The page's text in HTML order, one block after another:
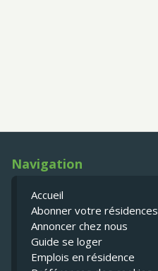
Navigation
Accueil
Abonner votre résidences
Annoncer chez nous
Guide se loger
Emplois en résidence